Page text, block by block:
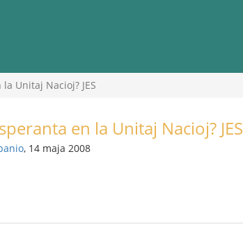
Unitaj Nacioj? JES
en la Unitaj Nacioj? JES
, 14 maja 2008